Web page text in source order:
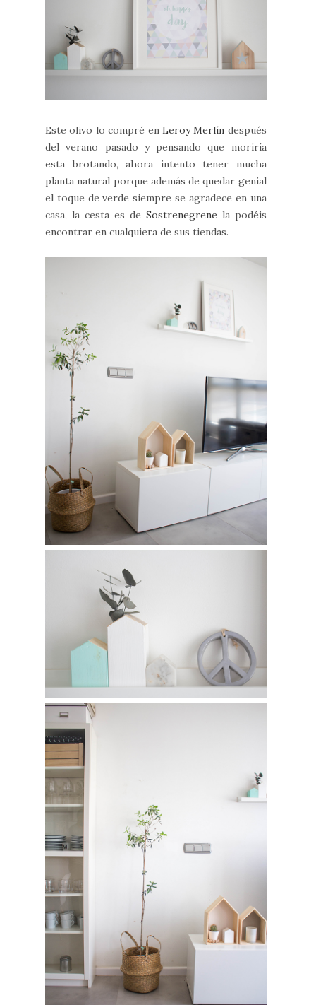
Este olivo lo compré en Leroy Merlín después
del verano pasado y pensando que moriría
esta brotando, ahora intento tener mucha
planta natural porque además de quedar genial
el toque de verde siempre se agradece en una
casa, la cesta es de Sostrenegrene la podéis
encontrar en cualquiera de sus tiendas.